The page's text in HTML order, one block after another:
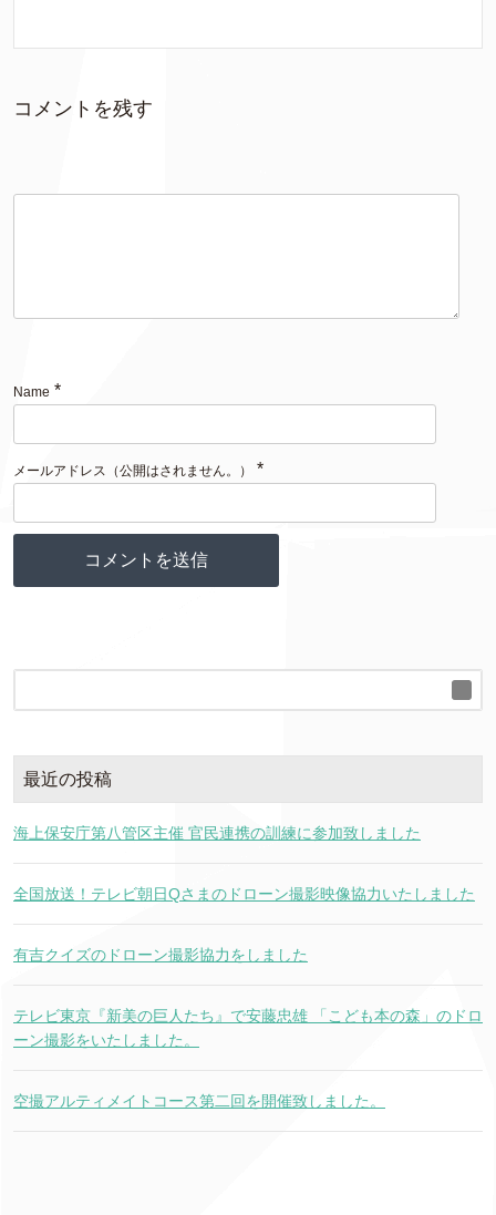
コメントを残す
Name *
メールアドレス（公開はされません。） *
最近の投稿
海上保安庁第八管区主催 官民連携の訓練に参加致しました
全国放送！テレビ朝日Qさまのドローン撮影映像協力いたしました
有吉クイズのドローン撮影協力をしました
テレビ東京『新美の巨人たち』で安藤忠雄 「こども本の森」のドロ
ーン撮影をいたしました。
空撮アルティメイトコース第二回を開催致しました。